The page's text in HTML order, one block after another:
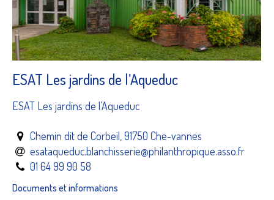
ESAT Les jardins de l’Aqueduc
ESAT Les jardins de l’Aqueduc
Chemin dit de Corbeil, 91750 Che-vannes
esataqueduc.blanchisserie@philanthropique.asso.fr
01 64 99 90 58
Documents et informations